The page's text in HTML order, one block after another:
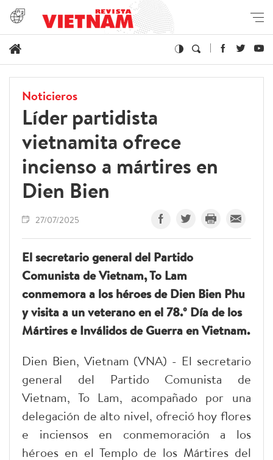
Noticieros
Líder partidista
vietnamita ofrece
incienso a mártires en
Dien Bien
27/07/2025
El secretario general del Partido
Comunista de Vietnam, To Lam
conmemora a los héroes de Dien Bien Phu
y visita a un veterano en el 78.º Día de los
Mártires e Inválidos de Guerra en Vietnam.
Dien Bien, Vietnam (VNA) - El secretario
general del Partido Comunista de
Vietnam, To Lam, acompañado por una
delegación de alto nivel, ofreció hoy flores
e inciensos en conmemoración a los
héroes en el Templo de los Mártires del